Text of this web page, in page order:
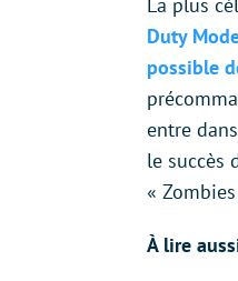
Duty
possible
entre
le succès
«
À lire